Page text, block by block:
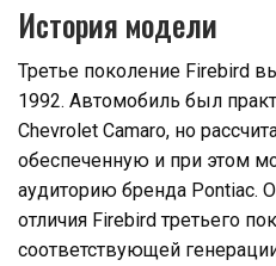
История модели
Третье поколение Firebird
1992. Автомобиль был
Chevrolet Camaro, но
обеспеченную и при этом
аудиторию бренда Pontiac.
отличия Firebird третьего
соответствующей